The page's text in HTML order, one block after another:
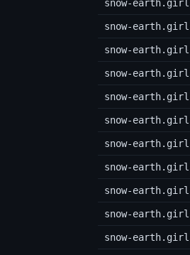
snow-
snow-
snow-
snow-
snow-
snow-
snow-
snow-
snow-
snow-
snow-